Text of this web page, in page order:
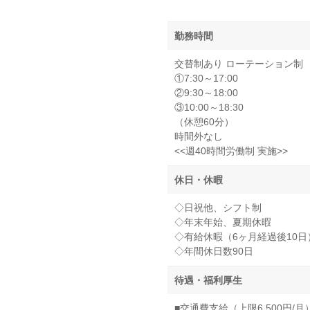
勤務時間
交替制あり ローテーション制
①7:30～17:00
②9:30～18:00
③10:00～18:30
（休憩60分）
時間外なし
<<週40時間労働制 実施>>
休日・休暇
◇日祝他、シフト制
◇年末年始、夏期休暇
◇有給休暇（6ヶ月経過後10日
◇年間休日数90日
待遇・福利厚生